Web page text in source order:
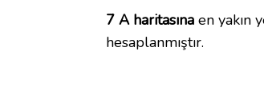
7 A haritasına en yakın
hesaplanmıştır.